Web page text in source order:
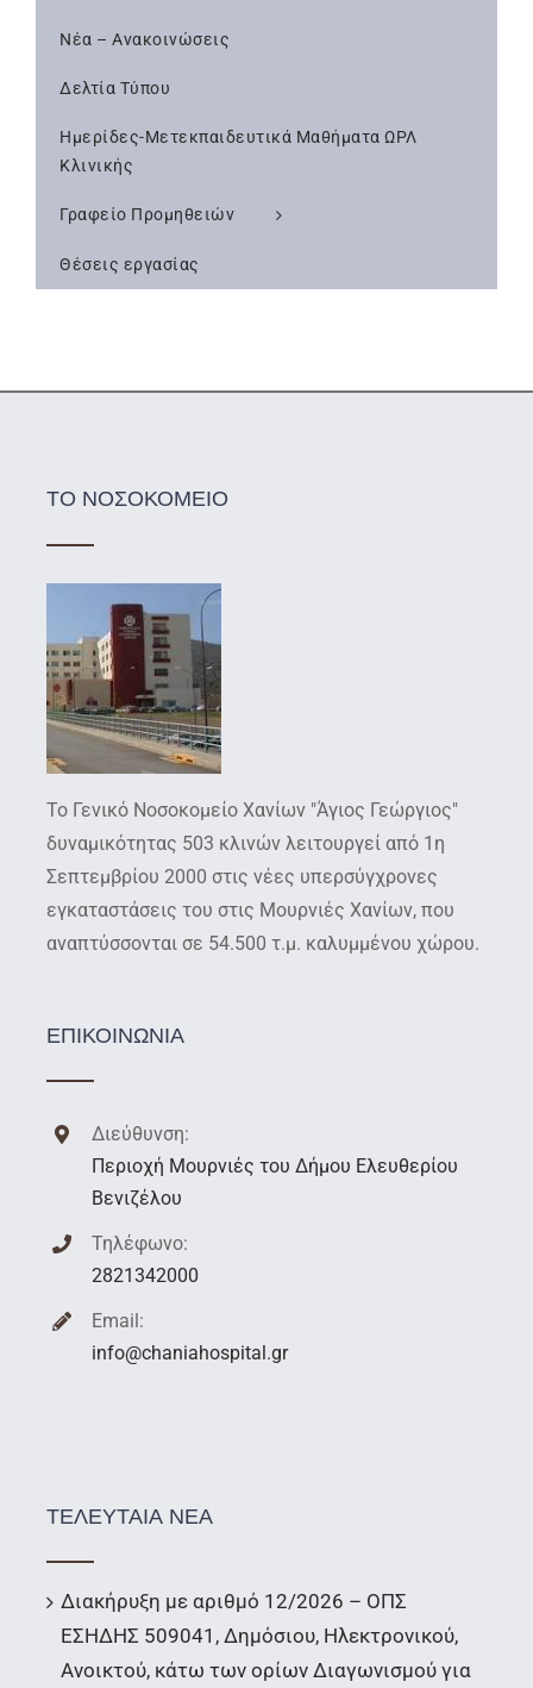
Νέα – Ανακοινώσεις
Δελτία Τύπου
Ημερίδες-Μετεκπαιδευτικά Μαθήματα ΩΡΛ
Κλινικής
Γραφείο Προμηθειών
Θέσεις εργασίας
ΤΟ ΝΟΣΟΚΟΜΕΙΟ
Το Γενικό Νοσοκομείο Χανίων "Άγιος Γεώργιος"
δυναμικότητας 503 κλινών λειτουργεί από 1η
Σεπτεμβρίου 2000 στις νέες υπερσύγχρονες
εγκαταστάσεις του στις Μουρνιές Χανίων, που
αναπτύσσονται σε 54.500 τ.μ. καλυμμένου χώρου.
ΕΠΙΚΟΙΝΩΝΙΑ
Διεύθυνση:
Περιοχή Μουρνιές του Δήμου Ελευθερίου
Βενιζέλου
Τηλέφωνο:
2821342000
Email:
info@chaniahospital.gr
ΤΕΛΕΥΤΑΙΑ ΝΕΑ
Διακήρυξη με αριθμό 12/2026 – ΟΠΣ
ΕΣΗΔΗΣ 509041, Δημόσιου, Ηλεκτρονικού,
Ανοικτού, κάτω των ορίων Διαγωνισμού για